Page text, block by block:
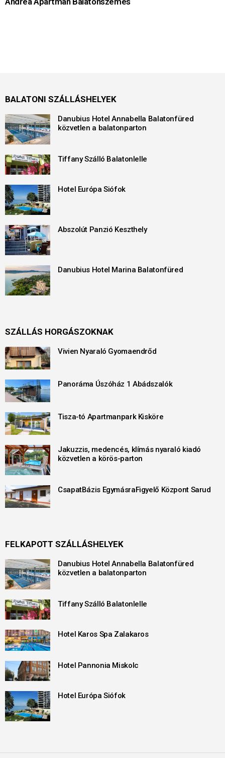
BALATONI SZÁLLÁSHELYEK
Danubius Hotel Annabella Balatonfüred
közvetlen a balatonparton
Tiffany Szálló Balatonlelle
Hotel Európa Siófok
Abszolút Panzió Keszthely
Danubius Hotel Marina Balatonfüred
SZÁLLÁS HORGÁSZOKNAK
Vivien Nyaraló Gyomaendrőd
Panoráma Úszóház 1 Abádszalók
Tisza-tó Apartmanpark Kisköre
Jakuzzis, medencés, klímás nyaraló kiadó
közvetlen a körös-parton
CsapatBázis EgymásraFigyelő Központ Sarud
FELKAPOTT SZÁLLÁSHELYEK
Danubius Hotel Annabella Balatonfüred
közvetlen a balatonparton
Tiffany Szálló Balatonlelle
Hotel Karos Spa Zalakaros
Hotel Pannonia Miskolc
Hotel Európa Siófok